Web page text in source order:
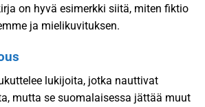
on hyvä esimerkki siitä, miten fiktio
ja mielikuvituksen.
lukijoita, jotka nauttivat
mutta se suomalaisessa jättää muut